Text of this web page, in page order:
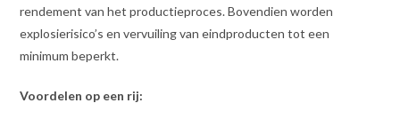
rendement van het productieproces. Bovendien worden
explosierisico’s en vervuiling van eindproducten tot een
minimum beperkt.
Voordelen op een rij: